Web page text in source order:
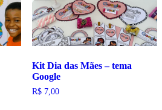
Kit Dia das Mães – tema
Google
R$7,00